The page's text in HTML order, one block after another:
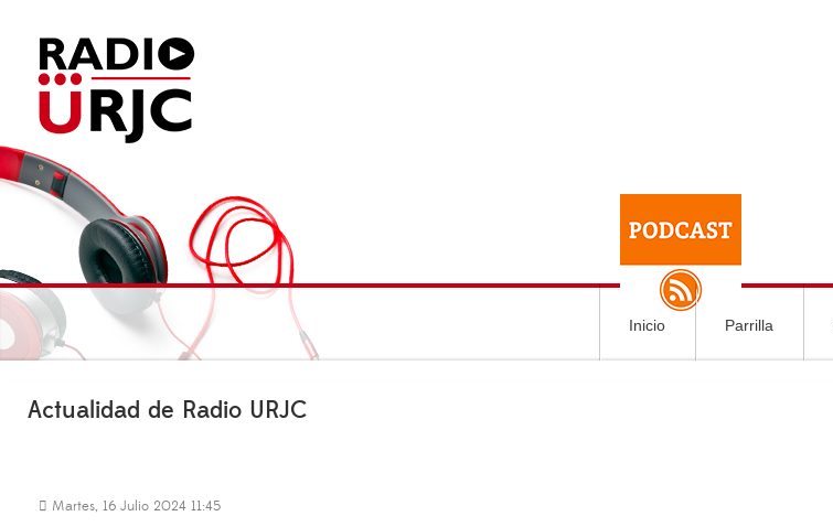
Inicio Parrilla
Actualidad de Radio URJC
Martes, 16 Julio 2024 11:45